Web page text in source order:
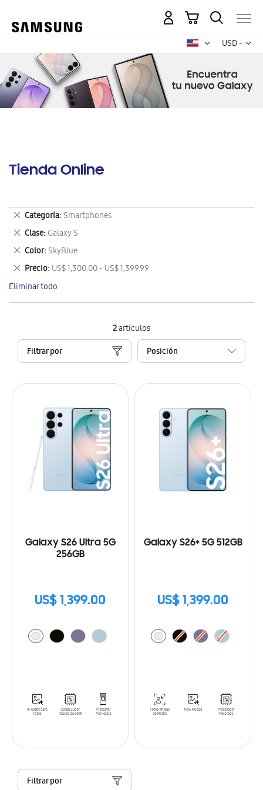
USD -
dólar
Mi carrito
Tienda Online
2artículos
Filtrar por
Galaxy S26 Ultra 5G
256GB
US$ 1,399.00
Galaxy S26+ 5G 512GB
US$ 1,399.00
Filtrar por
Categoría Smartphones
Eliminar
este
artículo
Clase Galaxy S
Eliminar
este
artículo
Color SkyBlue
Eliminar
este
artículo
Precio US$ 1,300.00 - US$ 1,399.99
Eliminar
este
artículo
Eliminar todo